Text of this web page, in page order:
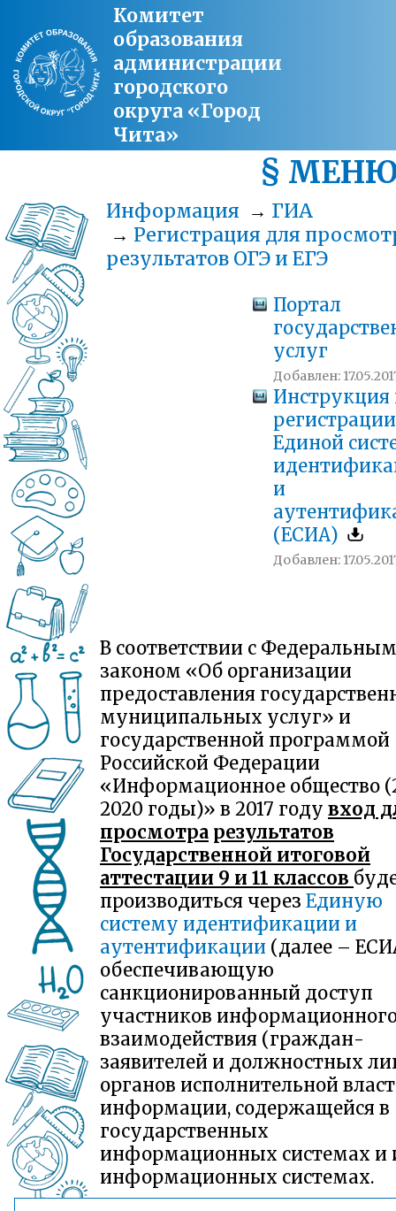
Комитет
образования
администрации
городского
округа «Город
Чита»
§
Информация → ГИА
→ Регистрация для
результатов ОГЭ и ЕГЭ
Портал
услуг
Добавлен:
Инструкция
регистрации
Единой
и
(ЕСИА)
Добавлен:
В соответствии с Федеральным
законом «Об организации
предоставления
муниципальных услуг» и
государственной программой
Российской Федерации
«Информационное общество
2020 годы)» в 2017 году вход
просмотра результатов
Государственной итоговой
аттестации 9 и 11 классов
производиться через Единую
систему идентификации и
аутентификации (далее –
обеспечивающую
санкционированный доступ
участников
взаимодействия (граждан-
заявителей и должностных
органов исполнительной
информации, содержащейся в
государственных
информационных системах и
информационных системах.